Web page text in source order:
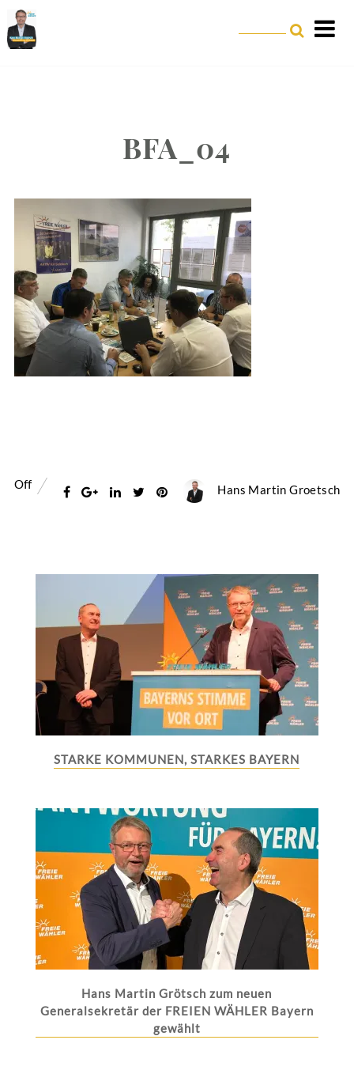
BFA_04
Off Hans Martin Groetsch
STARKE KOMMUNEN, STARKES BAYERN
Hans Martin Grötsch zum neuen
Generalsekretär der FREIEN WÄHLER Bayern
gewählt